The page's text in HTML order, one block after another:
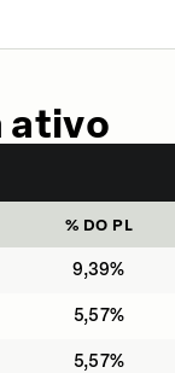
ativo
% DO PL
9,39%
5,57%
5,57%